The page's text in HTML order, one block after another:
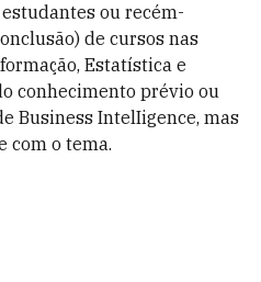
ou recém-
de cursos nas
Estatística e
conhecimento prévio ou
Business IntelIigence, mas
com o tema.